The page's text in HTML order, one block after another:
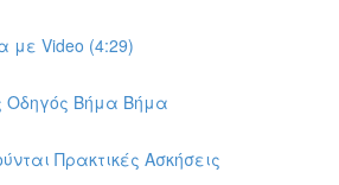
με Video (4:29)
Οδηγός Βήμα Βήμα
Πρακτικές Ασκήσεις